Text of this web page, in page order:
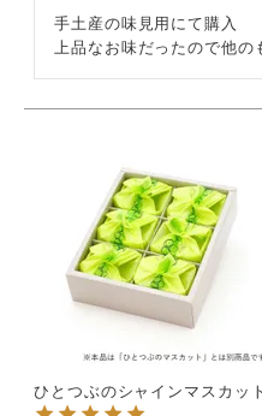
手土産の味見用にて購入
上品なお味だったので他の
ひとつぶのシャインマスカッ